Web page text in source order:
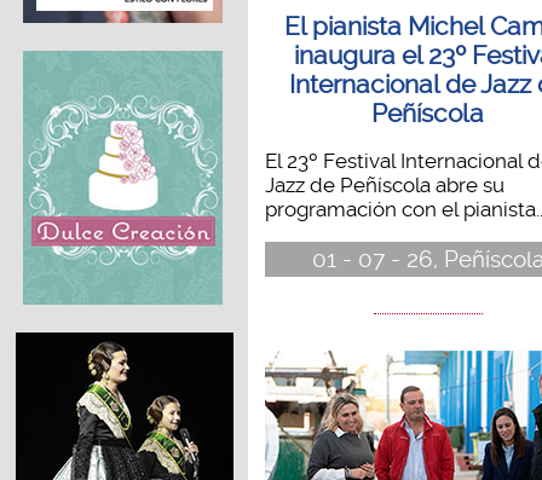
El pianista Michel
inaugura el 23º
Internacional de Jazz
Peñíscola
El 23º Festival Internacional
Jazz de Peñíscola abre su
programación con el
01 - 07 - 26,